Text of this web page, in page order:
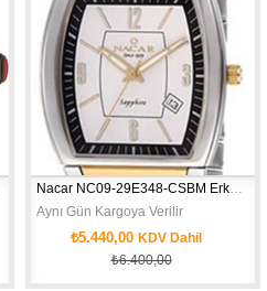
Aynı Gün Kargoya Verilir
₺5.440,00 KDV Dahil
₺6.400,00